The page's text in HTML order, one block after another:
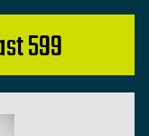
599